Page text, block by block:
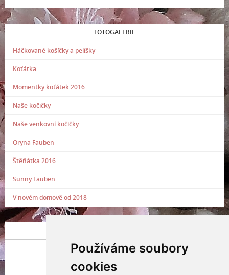
Používáme soubory
cookies
FOTOGALERIE
Háčkované košíčky a pelíšky
Koťátka
Momentky koťátek 2016
Naše kočičky
Naše venkovní kočičky
Oryna Fauben
Štěňátka 2016
Sunny Fauben
V novém domově od 2018